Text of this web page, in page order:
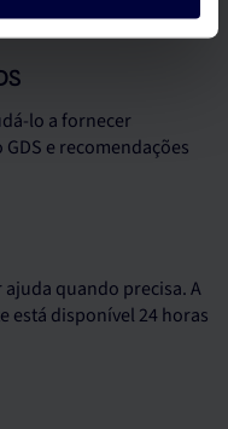
lo a fornecer
e recomendações
quando precisa. A
está disponível 24 horas